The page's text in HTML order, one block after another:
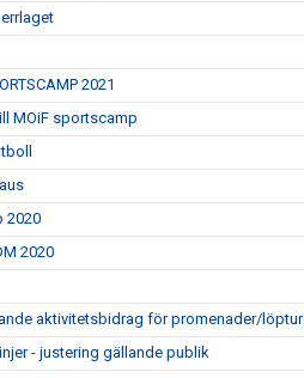
2021
MOiF sportscamp
2020
2020
aktivitetsbidrag för promenader/
- justering gällande publik